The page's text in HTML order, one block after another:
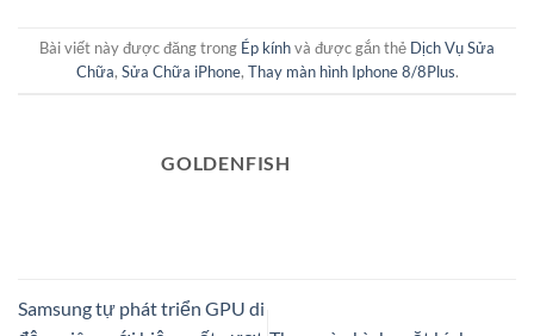
Bài viết này được đăng trong Ép kínhvà được gắn thẻ Dịch Vụ Sửa
Chữa, Sửa Chữa iPhone, Thay màn hình Iphone 8/8Plus.
GOLDENFISH
Samsung tự phát triển GPU di